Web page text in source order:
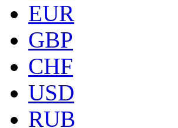
EUR
GBP
CHF
USD
RUB